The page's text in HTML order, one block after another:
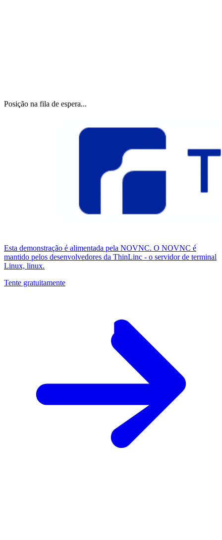
Posição na fila de espera...
Esta demonstração é alimentada pela NOVNC. O NOVNC é
mantido pelos desenvolvedores da ThinLinc - o servidor de terminal
Linux, linux.
Tente gratuitamente